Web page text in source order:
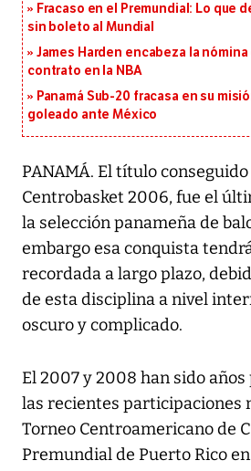
Fracaso en el Premundial: Lo que
sin boleto al Mundial
James Harden encabeza la
contrato en la NBA
Panamá Sub-20 fracasa en su
goleado ante México
PANAMÁ. El título
Centrobasket 2006, fue el
la selección panameña de
embargo esa conquista
recordada a largo plazo,
de esta disciplina a nivel
oscuro y complicado.
El 2007 y 2008 han sido años
las recientes participaciones
Torneo Centroamericano de
Premundial de Puerto Rico